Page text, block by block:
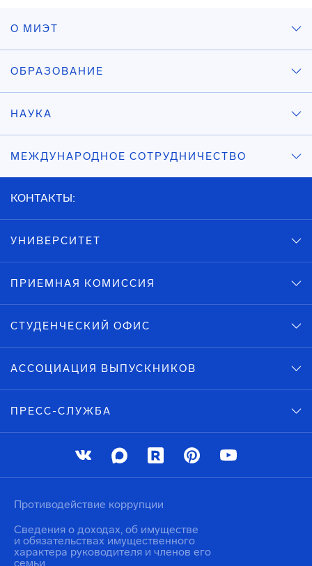
О МИЭТ
ОБРАЗОВАНИЕ
НАУКА
МЕЖДУНАРОДНОЕ СОТРУДНИЧЕСТВО
КОНТАКТЫ:
УНИВЕРСИТЕТ
ПРИЕМНАЯ КОМИССИЯ
СТУДЕНЧЕСКИЙ ОФИС
АССОЦИАЦИЯ ВЫПУСКНИКОВ
ПРЕСС-СЛУЖБА
Противодействие коррупции
Сведения о доходах, об имуществе
и обязательствах имущественного
характера руководителя и членов его
семьи